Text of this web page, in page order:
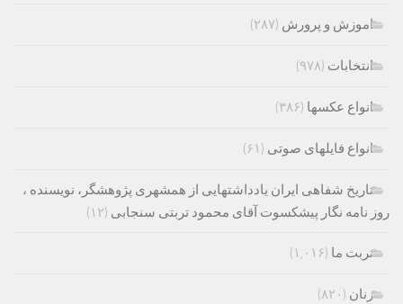
اموزش و پرورش (۲۸۷)
انتخابات (۹۷۸)
انواع عکسها (۳۸۶)
انواع فایلهای صوتی (۶۱)
تاریخ شفاهی ایران یادداشتهایی از همشهری پژوهشگر، نویسنده ،
روز نامه نگار پیشکسوت آقای محمود تربتی سنجابی (۱۲)
تربت ما (۱,۰۱۶)
زنان (۸۲۰)